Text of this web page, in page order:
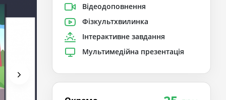
Відеодоповнення
Фізкультхвилинка
Інтерактивне завдання
Мультимедійна презентація